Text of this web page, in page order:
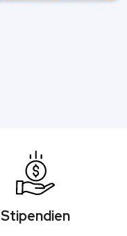
Stipendien